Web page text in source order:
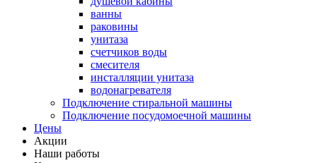
ванны
раковины
унитаза
счетчиков воды
смесителя
инсталляции унитаза
водонагревателя
Подключение стиральной машины
Подключение посудомоечной машины
Цены
Акции
Наши работы